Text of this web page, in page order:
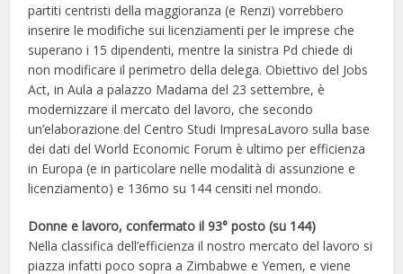
partiti centristi della maggioranza (e Renzi) vorrebbero
inserire le modifiche sui licenziamenti per le imprese che
superano i 15 dipendenti, mentre la sinistra Pd chiede di
non modificare il perimetro della delega. Obiettivo del Jobs
Act, in Aula a palazzo Madama del 23 settembre, è
modernizzare il mercato del lavoro, che secondo
un’elaborazione del Centro Studi ImpresaLavoro sulla base
dei dati del World Economic Forum è ultimo per efficienza
in Europa (e in particolare nelle modalità di assunzione e
licenziamento) e 136mo su 144 censiti nel mondo.
Donne e lavoro, confermato il 93° posto (su 144)
Nella classifica dell’efficienza il nostro mercato del lavoro si
piazza infatti poco sopra a Zimbabwe e Yemen, e viene